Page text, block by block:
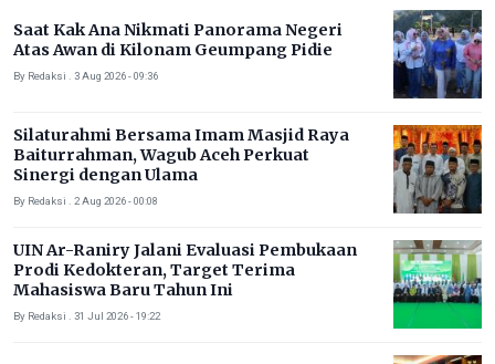
Saat Kak Ana Nikmati Panorama Negeri
Atas Awan di Kilonam Geumpang Pidie
By Redaksi . 3 Aug 2026 - 09:36
Silaturahmi Bersama Imam Masjid Raya
Baiturrahman, Wagub Aceh Perkuat
Sinergi dengan Ulama
By Redaksi . 2 Aug 2026 - 00:08
UIN Ar-Raniry Jalani Evaluasi Pembukaan
Prodi Kedokteran, Target Terima
Mahasiswa Baru Tahun Ini
By Redaksi . 31 Jul 2026 - 19:22